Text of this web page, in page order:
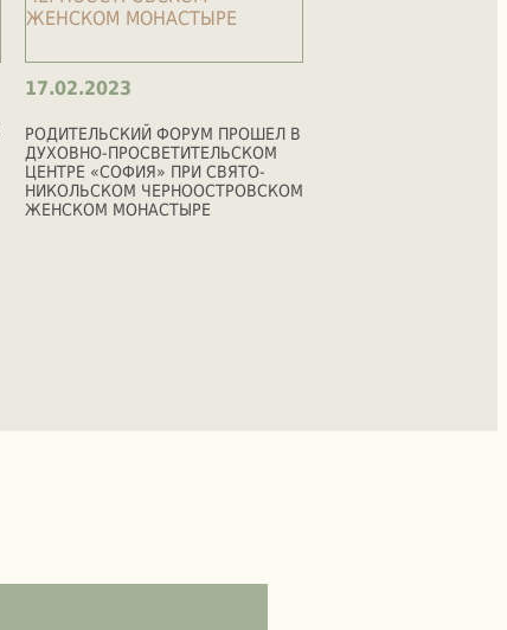
17.02.2023
РОДИТЕЛЬСКИЙ ФОРУМ ПРОШЕЛ В
ДУХОВНО-ПРОСВЕТИТЕЛЬСКОМ
ЦЕНТРЕ «СОФИЯ» ПРИ СВЯТО-
НИКОЛЬСКОМ ЧЕРНООСТРОВСКОМ
ЖЕНСКОМ МОНАСТЫРЕ